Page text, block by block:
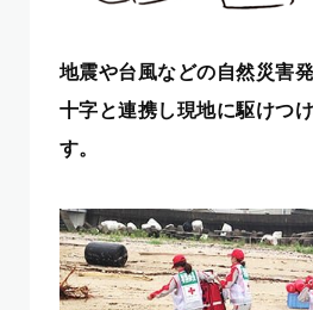
地震や台風などの自然災害
十字と連携し現地に駆けつ
す。